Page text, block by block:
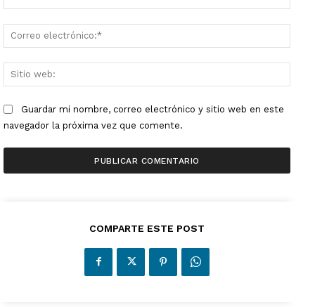
web:
Guardar mi nombre, correo electrónico y sitio web en este
navegador la próxima vez que comente.
COMPARTE ESTE POST